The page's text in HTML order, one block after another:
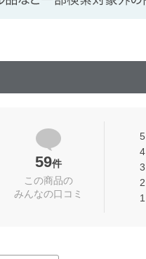
59件
この商品の
みんなの口コミ
5
4
3
2
1